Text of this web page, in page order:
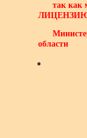
так как
области